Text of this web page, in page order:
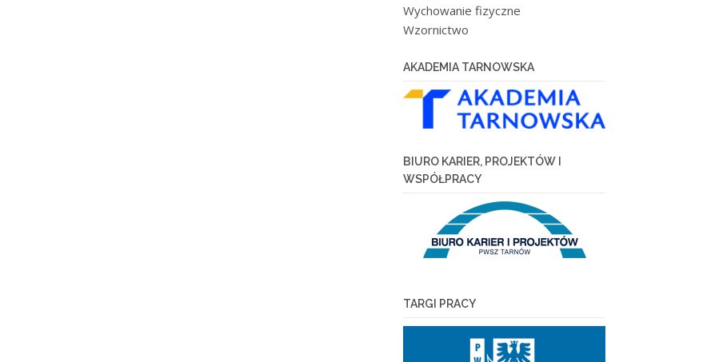
Wychowanie fizyczne
Wzornictwo
AKADEMIA TARNOWSKA
BIURO KARIER, PROJEKTÓW I
WSPÓŁPRACY
TARGI PRACY